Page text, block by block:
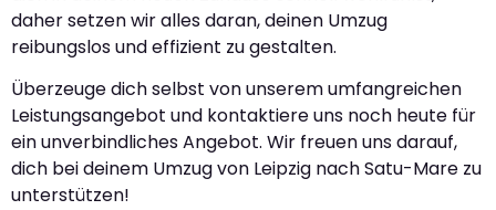
daher setzen wir alles daran, deinen Umzug
reibungslos und effizient zu gestalten.
Überzeuge dich selbst von unserem umfangreichen
Leistungsangebot und kontaktiere uns noch heute für
ein unverbindliches Angebot. Wir freuen uns darauf,
dich bei deinem Umzug von Leipzig nach Satu-Mare zu
unterstützen!